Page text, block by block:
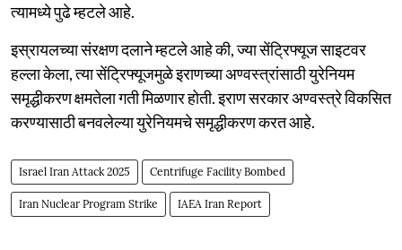
त्यामध्ये पुढे म्हटले आहे.
इस्रायलच्या संरक्षण दलाने म्हटले आहे की, ज्या सेंट्रिफ्यूज साइटवर
हल्ला केला, त्या सेंट्रिफ्यूजमुळे इराणच्या अण्वस्त्रांसाठी युरेनियम
समृद्धीकरण क्षमतेला गती मिळणार होती. इराण सरकार अण्वस्त्रे विकसित
करण्यासाठी बनवलेल्या युरेनियमचे समृद्धीकरण करत आहे.
Israel Iran Attack 2025 Centrifuge Facility Bombed
Iran Nuclear Program Strike IAEA Iran Report